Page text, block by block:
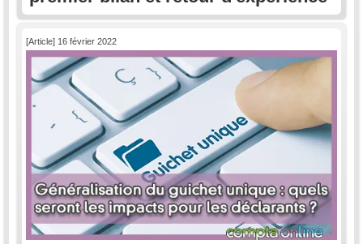
[Article] 16 février 2022